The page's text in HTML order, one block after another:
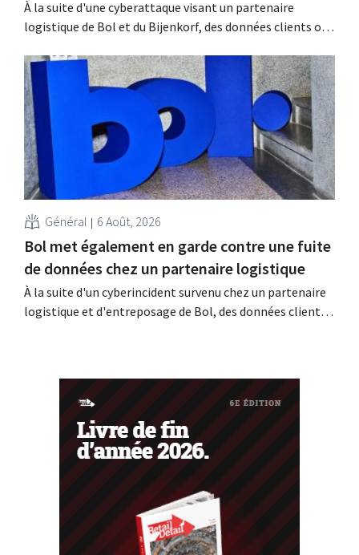
À la suite d'une cyberattaque visant un partenaire
logistique de Bol et du Bijenkorf, des données clients ont
vente sur le dark web. Les enseignes appellent leurs
clients à la vigilance face au hameçonnage.
Général 6 Août, 2026
Bol met également en garde contre une fuite
de données chez un partenaire logistique
À la suite d'un cyberincident survenu chez un partenaire
logistique et d'entreposage de Bol, des données clients